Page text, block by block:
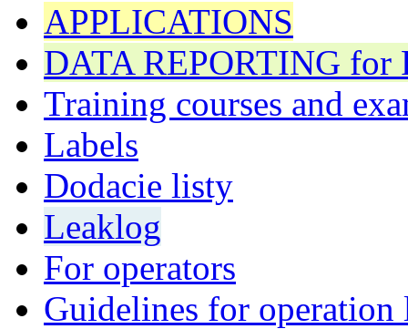
APPLICATIONS
DATA REPORTING for
Training courses and
Labels
Dodacie listy
Leaklog
For operators
Guidelines for operation